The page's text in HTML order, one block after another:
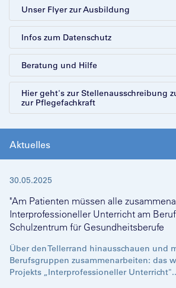
Unser Flyer zur Ausbildung
Infos zum Datenschutz
Beratung und Hilfe
Hier geht's zur Stellenausschreibung
zur Pflegefachkraft
Aktuelles
30.05.2025
"Am Patienten müssen alle
Interprofessioneller Unterricht am
Schulzentrum für Gesundheitsberufe
Über den Tellerrand hinausschauen und
Berufsgruppen zusammenarbeiten: das
Projekts „Interprofessioneller